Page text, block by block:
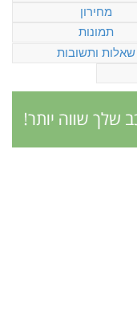
מחירון
תמונות
שאלות ותשובות